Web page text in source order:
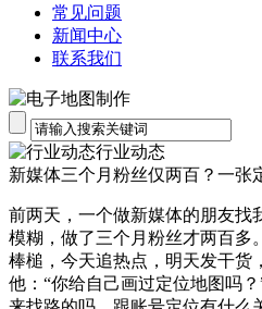
常见问题
新闻中心
联系我们
行业动态
新媒体三个月粉丝仅两百？一张
前两天，一个做新媒体的朋友找
模糊，做了三个月粉丝才两百多
棒槌，今天追热点，明天发干货
他：“你给自己画过定位地图吗